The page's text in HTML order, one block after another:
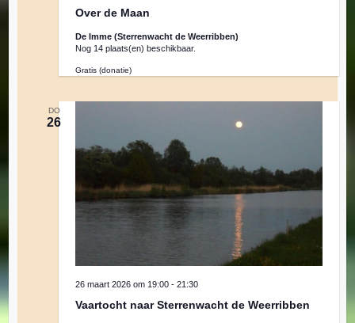
Over de Maan
De Imme (Sterrenwacht de Weerribben)
Nog 14 plaats(en) beschikbaar.
Gratis (donatie)
DO
26
Vaartocht naar Sterrenwacht de Weerribben
26 maart 2026 om 19:00 -21:30